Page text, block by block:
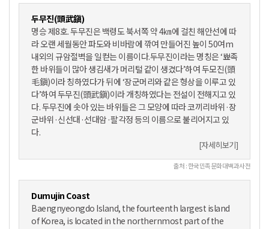
두무진(頭武鎭)
명승 제8호. 두무진은 백령도 북서쪽 약 4㎞에 걸친 해안선에 따
라 오랜 세월동안 파도와 비바람에 깎여 만들어진 높이 50여m
내외의 규암절벽을 일컫는 이름이다.두무진이라는 명칭은 ‘뾰족
한 바위들이 많아 생김새가 머리털 같이 생겼다’하여 두모진(頭
毛鎭)이라 칭하였다가 뒤에 ‘장군머리와 같은 형상을 이루고 있
다’하여 두무진(頭武鎭)이라 개칭하였다는 전설이 전해지고 있
다. 두무진에 솟아 있는 바위들은 그 모양에 따라 코끼리바위·장
군바위·신선대·선대암·팔각정 등의 이름으로 불리어지고 있
다.
[자세히보기]
출처 : 한국민족문화대백과사전
Dumujin Coast
Baengnyeongdo Island, the fourteenth largest island
of Korea, is located in the northernmost part of the